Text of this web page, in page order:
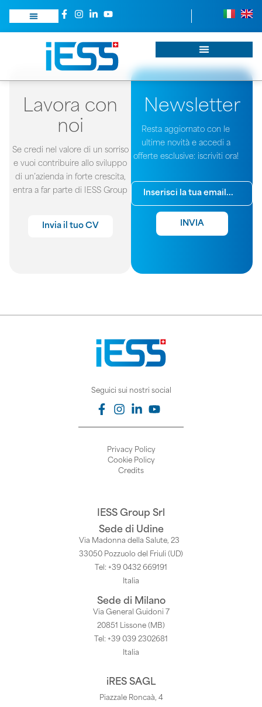
NHSICNCS
Lavora con
noi
Se credi nel valore di un sorriso
e vuoi contribuire allo sviluppo
di un’azienda in forte crescita,
entra a far parte di IESS Group
Invia il tuo CV
Newsletter
Resta aggiornato con le
ultime novità e accedi a
offerte esclusive: iscriviti ora!
INVIA
Seguici sui nostri social
Privacy Policy
Cookie Policy
Credits
IESS Group Srl
Sede di Udine
Via Madonna della Salute, 23
33050 Pozzuolo del Friuli (UD)
Tel: +39 0432 669191
Italia
Sede di Milano
Via General Guidoni 7
20851 Lissone (MB)
Tel: +39 039 2302681
Italia
iRES SAGL
Piazzale Roncaà, 4